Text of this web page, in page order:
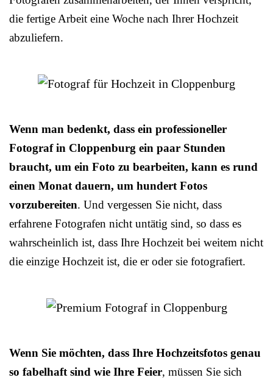
die fertige Arbeit eine Woche nach Ihrer Hochzeit
abzuliefern.
Wenn man bedenkt, dass ein professioneller
Fotograf in Cloppenburg ein paar Stunden
braucht, um ein Foto zu bearbeiten, kann es rund
einen Monat dauern, um hundert Fotos
vorzubereiten. Und vergessen Sie nicht, dass
erfahrene Fotografen nicht untätig sind, so dass es
wahrscheinlich ist, dass Ihre Hochzeit bei weitem nicht
die einzige Hochzeit ist, die er oder sie fotografiert.
Wenn Sie möchten, dass Ihre Hochzeitsfotos genau
so fabelhaft sind wie Ihre Feier, müssen Sie sich